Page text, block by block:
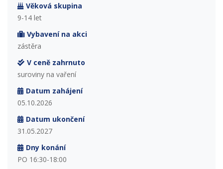
Věková skupina
9-14 let
Vybavení na akci
zástěra
V ceně zahrnuto
suroviny na vaření
Datum zahájení
05.10.2026
Datum ukončení
31.05.2027
Dny konání
PO 16:30-18:00